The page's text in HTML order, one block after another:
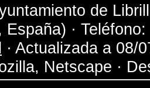
de
España) ·
· Actualizada a 08/
Netscape ·